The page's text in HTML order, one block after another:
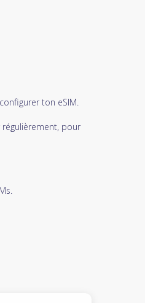
ton eSIM.
régulièrement, pour